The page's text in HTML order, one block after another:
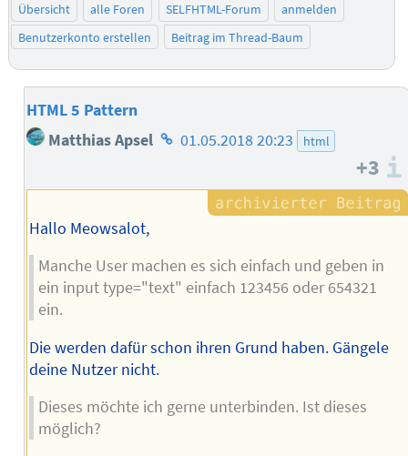
Übersicht alle Foren SELFHTML-Forum
anmelden
Benutzerkonto erstellen
Beitrag im Thread-Baum
HTML 5 Pattern
Matthias Apsel Homepage
Autors
01.05.2018 20:23 html
+3
Hallo Meowsalot,
Manche User machen es sich einfach und geben in
ein input type="text" einfach 123456 oder 654321
ein.
Die werden dafür schon ihren Grund haben. Gängele
deine Nutzer nicht.
Dieses möchte ich gerne unterbinden. Ist dieses
möglich?